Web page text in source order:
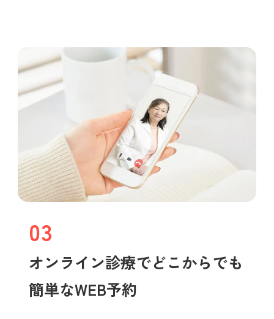
03
オンライン診療でどこからでも
簡単なWEB予約